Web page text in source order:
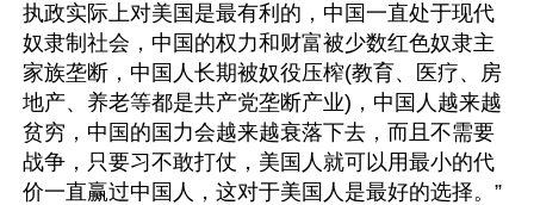
执政实际上对美国是最有利的，中国一直处于现代
奴隶制社会，中国的权力和财富被少数红色奴隶主
家族垄断，中国人长期被奴役压榨(教育、医疗、房
地产、养老等都是共产党垄断产业)，中国人越来越
贫穷，中国的国力会越来越衰落下去，而且不需要
战争，只要习不敢打仗，美国人就可以用最小的代
价一直赢过中国人，这对于美国人是最好的选择。”